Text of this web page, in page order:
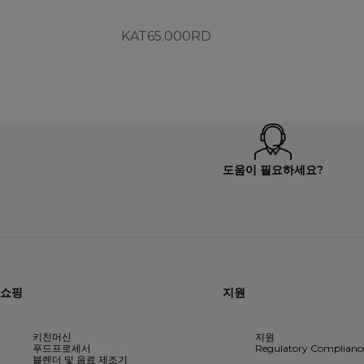
KAT65.000RD
도움이 필요하세요?
쇼핑
키친머신
푸드프로세서
블렌더 및 음료 제조기
지원
지원
Regulatory